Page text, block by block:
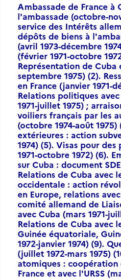
Ambassade de France à
l'ambassade (octobre-
service des Intérêts
dépôts de biens à
(avril 1973-décembre
(février 1971-octobre
Représentation de Cuba
septembre 1975) (2).
en France (janvier 1971-
Relations politiques
1971-juillet 1975) ;
voiliers français par les
(octobre 1974-août 1975)
extérieures : action
1974) (5). Visas pour
1971-octobre 1972) (6).
sur Cuba : document
Relations de Cuba avec
occidentale : action
en Europe, relations
comité allemand de
avec Cuba (mars 1971-
Relations de Cuba avec
Guinée équatoriale,
1972-janvier 1974) (9).
(juillet 1972-mars 1975)
atomiques : coopération
France et avec l'URSS